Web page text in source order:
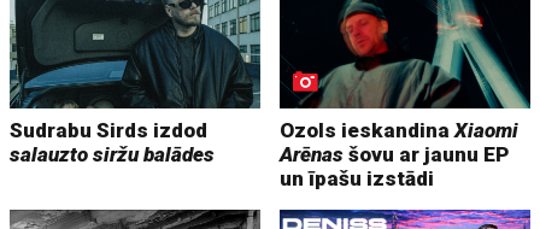
Sudrabu Sirds izdod
salauzto siržu balādes
Ozols ieskandinaXiaomi
Arēnas šovu ar jaunu EP
un īpašu izstādi